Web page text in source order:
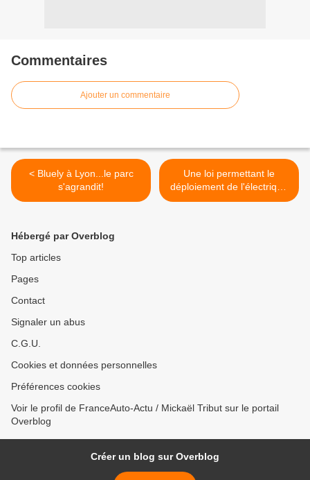
Commentaires
Ajouter un commentaire
< Bluely à Lyon...le parc
s'agrandit!
Une loi permettant le
déploiement de l'électrique
>
Hébergé par Overblog
Top articles
Pages
Contact
Signaler un abus
C.G.U.
Cookies et données personnelles
Préférences cookies
Voir le profil de FranceAuto-Actu / Mickaël Tribut sur le portail
Overblog
Créer un blog sur Overblog